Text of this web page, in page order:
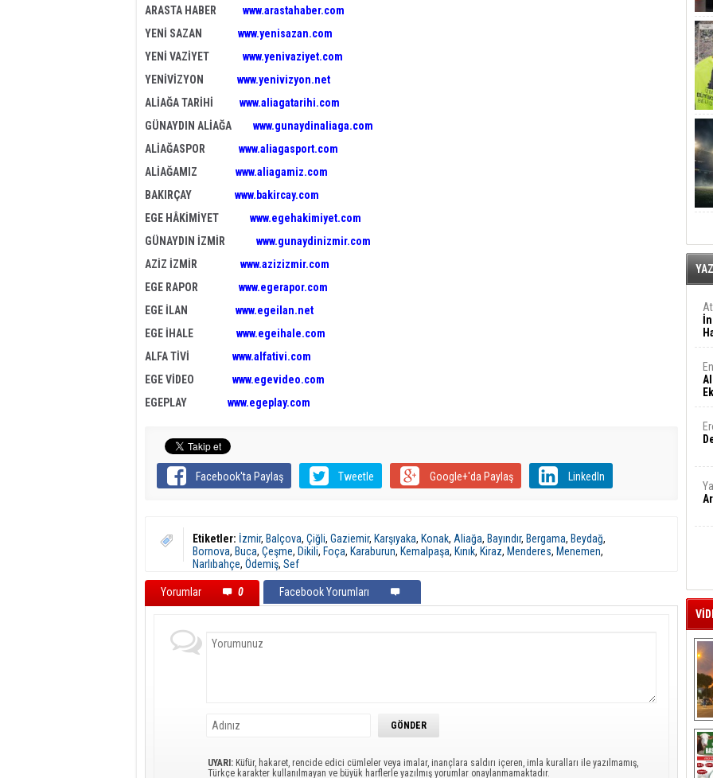
ARASTA HABER www.arastahaber.com
YENİ SAZAN www.yenisazan.com
YENİ VAZİYET www.yenivaziyet.com
YENİVİZYON www.yenivizyon.net
ALİAĞA TARİHİ www.aliagatarihi.com
GÜNAYDIN ALİAĞA
www.gunaydinaliaga.com
ALİAĞASPOR www.aliagasport.com
ALİAĞAMIZ www.aliagamiz.com
BAKIRÇAY www.bakircay.com
EGE HÂKİMİYET www.egehakimiyet.com
GÜNAYDIN İZMİR www.gunaydinizmir.com
AZİZ İZMİR www.azizizmir.com
EGE RAPOR www.egerapor.com
EGE İLAN www.egeilan.net
EGE İHALE www.egeihale.com
ALFA TİVİ www.alfativi.com
EGE VİDEO www.egevideo.com
EGEPLAY www.egeplay.com
Facebook'ta Paylaş Tweetle Google+'da Paylaş LinkedIn
Etiketler: İzmir, Balçova, Çiğli, Gaziemir, Karşıyaka, Konak, Aliağa, Bayındır, Bergama, Beydağ,
Bornova, Buca, Çeşme, Dikili, Foça, Karaburun, Kemalpaşa, Kınık, Kiraz, Menderes, Menemen,
Narlıbahçe, Ödemiş, Sef
Yorumlar 0 Facebook Yorumları
UYARI: Küfür, hakaret, rencide edici cümleler veya imalar, inançlara saldırı içeren, imla kuralları ile yazılmamış,
Türkçe karakter kullanılmayan ve büyük harflerle yazılmış yorumlar onaylanmamaktadır.